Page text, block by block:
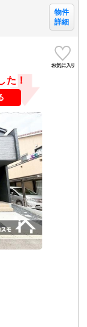
物件
詳細
た！